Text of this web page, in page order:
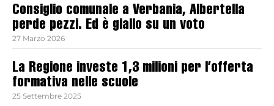
Consiglio comunale a Verbania, Albertella
perde pezzi. Ed è giallo su un voto
27 Marzo 2026
La Regione investe 1,3 milioni per l’offerta
formativa nelle scuole
25 Settembre 2025